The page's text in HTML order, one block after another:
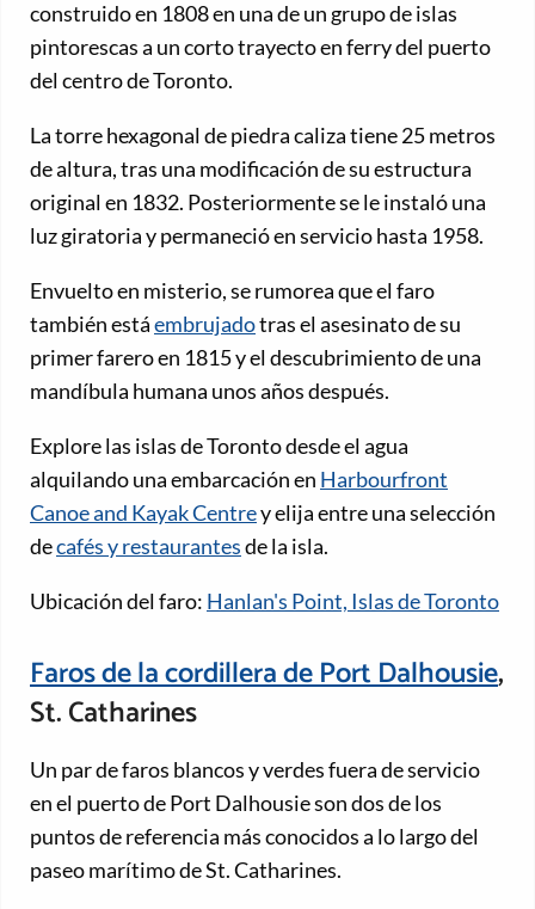
construido en 1808 en una de un grupo de islas
pintorescas a un corto trayecto en ferry del puerto
del centro de Toronto.
La torre hexagonal de piedra caliza tiene 25 metros
de altura, tras una modificación de su estructura
original en 1832. Posteriormente se le instaló una
luz giratoria y permaneció en servicio hasta 1958.
Envuelto en misterio, se rumorea que el faro
también estáembrujadotras el asesinato de su
primer farero en 1815 y el descubrimiento de una
mandíbula humana unos años después.
Explore las islas de Toronto desde el agua
alquilando una embarcación en Harbourfront
Canoe and Kayak Centrey elija entre una selección
decafés y restaurantesde la isla.
Ubicación del faro: Hanlan's Point, Islas de Toronto
Faros de la cordillera de Port Dalhousie,
St. Catharines
Un par de faros blancos y verdes fuera de servicio
en el puerto de Port Dalhousie son dos de los
puntos de referencia más conocidos a lo largo del
paseo marítimo de St. Catharines.